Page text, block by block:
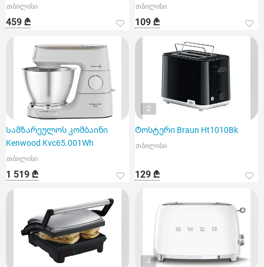
თბილისი
459 ₾
თბილისი
109 ₾
Სამზარეულოს კომბაინი
Kenwood Kvc65.001Wh
თბილისი
1 519 ₾
2
Ტოსტერი Braun Ht1010Bk
თბილისი
129 ₾
4